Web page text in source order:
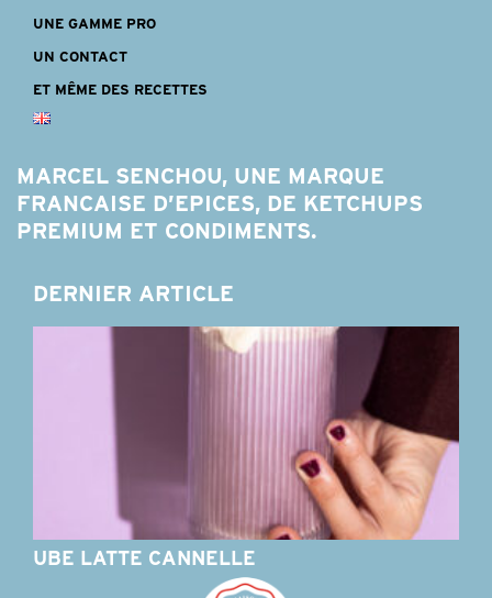
MARCEL SENCHOU, UNE MARQUE
FRANCAISE D’EPICES, DE KETCHUPS
PREMIUM ET CONDIMENTS.
DERNIER ARTICLE
UBE LATTE CANNELLE
UNE GAMME PRO
UN CONTACT
ET MÊME DES RECETTES